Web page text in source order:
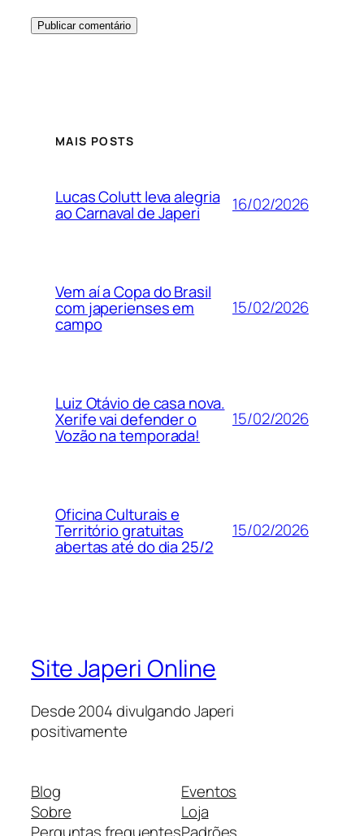
MAIS POSTS
Lucas Colutt leva alegria
ao Carnaval de Japeri 16/02/2026
Vem aí a Copa do Brasil
com japerienses em
campo
15/02/2026
Luiz Otávio de casa nova.
Xerife vai defender o
Vozão na temporada!
15/02/2026
Oficina Culturais e
Território gratuitas
abertas até do dia 25/2
15/02/2026
Site Japeri Online
Desde 2004 divulgando Japeri
positivamente
Blog
Sobre
Perguntas frequentes
Eventos
Loja
Padrões